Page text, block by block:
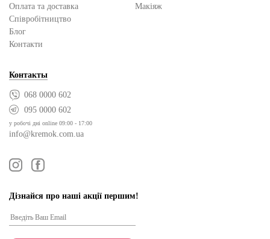
Оплата та доставка
Cпівробітництво
Блог
Контакти
Макіяж
Контакты
068 0000 602
095 0000 602
у робочі дні online 09:00 - 17:00
info@kremok.com.ua
Дізнайся про наші акції першим!